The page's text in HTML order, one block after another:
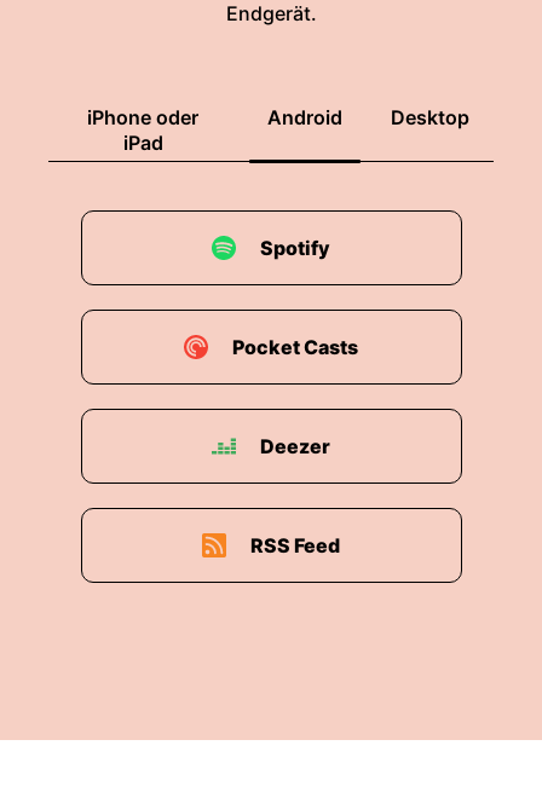
Endgerät.
iPhone oder
iPad
Android Desktop
Spotify
Pocket Casts
Deezer
RSS Feed